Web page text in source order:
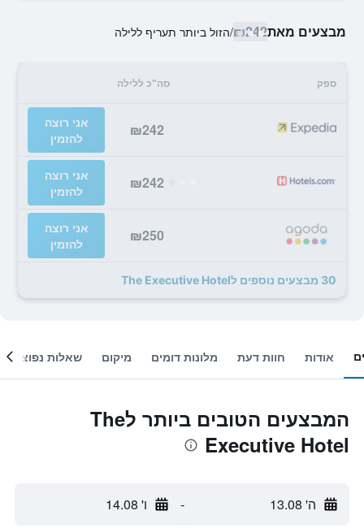
מבצעים מאת₪242
/הזול ביותר תעריף ללילה
ספק סה"כ ללילה
₪242
אני רוצה
להזמין
₪242
אני רוצה
להזמין
₪250
אני רוצה
להזמין
30 מבצעים נוספים לThe Executive Hotel
אודות חוות דעת מלונות דומים מיקום שאלות נפוצות
המבצעים הטובים ביותר לThe
Executive Hotel
ה' 13.08 - ו' 14.08